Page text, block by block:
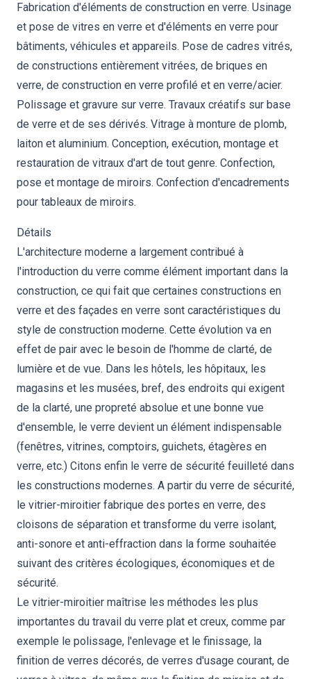
Fabrication d'éléments de construction en verre. Usinage
et pose de vitres en verre et d'éléments en verre pour
bâtiments, véhicules et appareils. Pose de cadres vitrés,
de constructions entièrement vitrées, de briques en
verre, de construction en verre profilé et en verre/acier.
Polissage et gravure sur verre. Travaux créatifs sur base
de verre et de ses dérivés. Vitrage à monture de plomb,
laiton et aluminium. Conception, exécution, montage et
restauration de vitraux d'art de tout genre. Confection,
pose et montage de miroirs. Confection d'encadrements
pour tableaux de miroirs.
Détails
L'architecture moderne a largement contribué à
l'introduction du verre comme élément important dans la
construction, ce qui fait que certaines constructions en
verre et des façades en verre sont caractéristiques du
style de construction moderne. Cette évolution va en
effet de pair avec le besoin de l'homme de clarté, de
lumière et de vue. Dans les hôtels, les hôpitaux, les
magasins et les musées, bref, des endroits qui exigent
de la clarté, une propreté absolue et une bonne vue
d'ensemble, le verre devient un élément indispensable
(fenêtres, vitrines, comptoirs, guichets, étagères en
verre, etc.) Citons enfin le verre de sécurité feuilleté dans
les constructions modernes. A partir du verre de sécurité,
le vitrier-miroitier fabrique des portes en verre, des
cloisons de séparation et transforme du verre isolant,
anti-sonore et anti-effraction dans la forme souhaitée
suivant des critères écologiques, économiques et de
sécurité.
Le vitrier-miroitier maîtrise les méthodes les plus
importantes du travail du verre plat et creux, comme par
exemple le polissage, l'enlevage et le finissage, la
finition de verres décorés, de verres d'usage courant, de